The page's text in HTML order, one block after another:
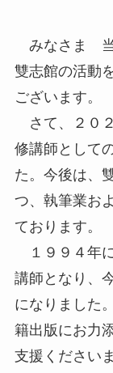
みなさま 当
雙志館の活動
ございます。
さて、２０
修講師として
た。今後は、
つ、執筆業お
ております。
１９９４年
講師となり、
になりました
籍出版にお力
支援ください